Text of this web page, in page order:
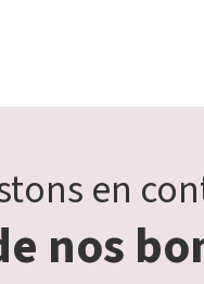
en
nos